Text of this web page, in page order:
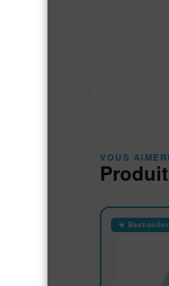
VOUS
★ Best-seller